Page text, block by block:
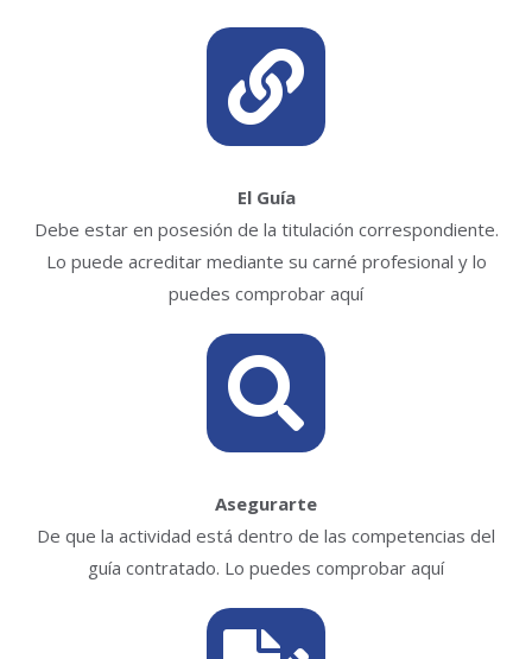
El Guía
Debe estar en posesión de la titulación correspondiente.
Lo puede acreditar mediante su carné profesional y lo
puedes comprobar aquí
Asegurarte
De que la actividad está dentro de las competencias del
guía contratado. Lo puedes comprobar aquí